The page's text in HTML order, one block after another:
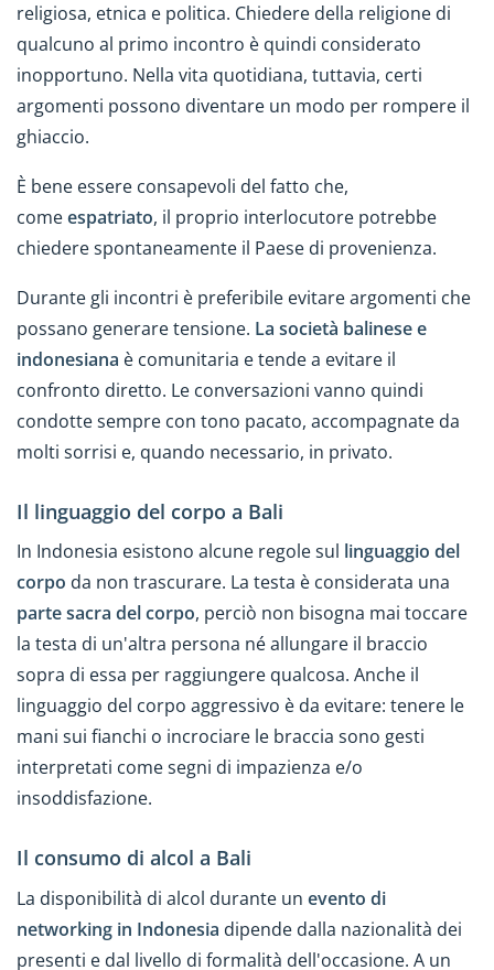
religiosa, etnica e politica. Chiedere della religione di
qualcuno al primo incontro è quindi considerato
inopportuno. Nella vita quotidiana, tuttavia, certi
argomenti possono diventare un modo per rompere il
ghiaccio.
È bene essere consapevoli del fatto che,
comeespatriato, il proprio interlocutore potrebbe
chiedere spontaneamente il Paese di provenienza.
Durante gli incontri è preferibile evitare argomenti che
possano generare tensione. La società balinese e
indonesiana è comunitaria e tende a evitare il
confronto diretto. Le conversazioni vanno quindi
condotte sempre con tono pacato, accompagnate da
molti sorrisi e, quando necessario, in privato.
Il linguaggio del corpo a Bali
In Indonesia esistono alcune regole sul linguaggio del
corpo da non trascurare. La testa è considerata una
parte sacra del corpo, perciò non bisogna mai toccare
la testa di un'altra persona né allungare il braccio
sopra di essa per raggiungere qualcosa. Anche il
linguaggio del corpo aggressivo è da evitare: tenere le
mani sui fianchi o incrociare le braccia sono gesti
interpretati come segni di impazienza e/o
insoddisfazione.
Il consumo di alcol a Bali
La disponibilità di alcol durante un evento di
networking in Indonesia dipende dalla nazionalità dei
presenti e dal livello di formalità dell'occasione. A un